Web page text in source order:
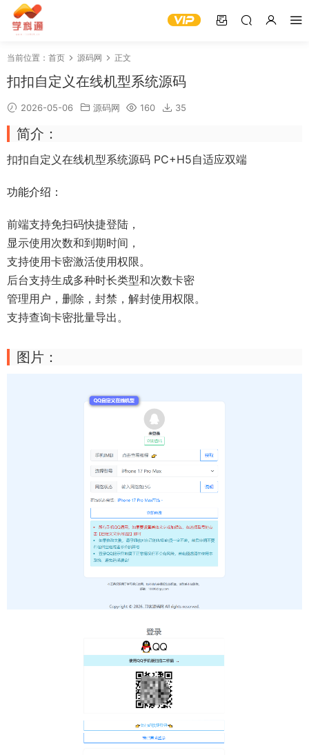
当前位置： 首页 源码网 正文
扣扣自定义在线机型系统源码
2026-05-06 源码网 160 35
简介：
扣扣自定义在线机型系统源码 PC+H5自适应双端
功能介绍：
前端支持免扫码快捷登陆，
显示使用次数和到期时间，
支持使用卡密激活使用权限。
后台支持生成多种时长类型和次数卡密
管理用户，删除，封禁，解封使用权限。
支持查询卡密批量导出。
图片：